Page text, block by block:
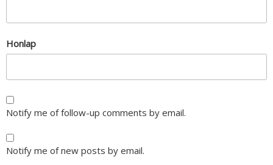
Honlap
Notify me of follow-up comments by email.
Notify me of new posts by email.